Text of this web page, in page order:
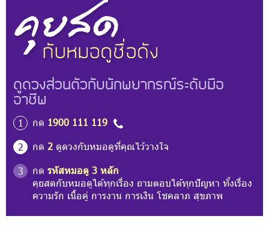
ดูดวงส่วนตัวกับนักพยากรณ์ระดับมือ
อาชีพ
1 กด 1900 111 119
2
กด 2 ดูดวงกับหมอดูที่คุณไว้วางใจ
3
กด รหัสหมอดู 3 หลัก
คุยสดกับหมอดูได้ทุกเรื่อง ถามตอบได้ทุกปัญหา ทั้งเรื่อง
ความรัก เนื้อคู่ การงาน การเงิน โชคลาภ สุขภาพ